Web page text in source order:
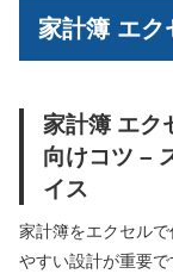
家計簿 エク
家計簿 エク
向けコツ –
イス
家計簿をエクセル
やすい設計が重要